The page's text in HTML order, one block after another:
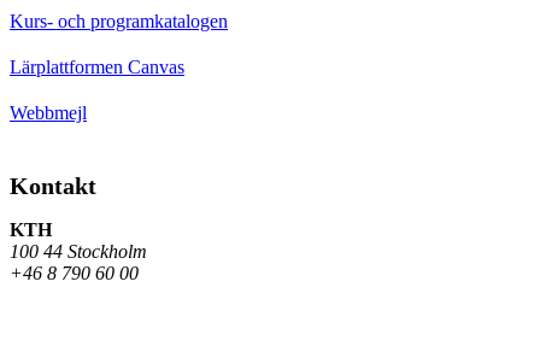
Kurs- och programkatalogen
Lärplattformen Canvas
Webbmejl
Kontakt
KTH
100 44 Stockholm
+46 8 790 60 00